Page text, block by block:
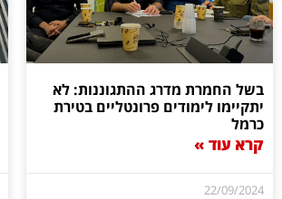
בשל החמרת מדרג ההתגוננות: לא
יתקיימו לימודים פרונטליים בטירת
כרמל
קרא עוד »
22/09/2024